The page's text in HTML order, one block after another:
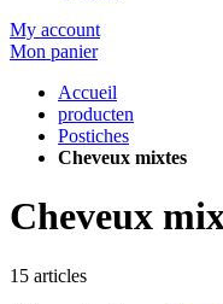
My account
Mon panier
Accueil
producten
Postiches
Cheveux mixtes
Cheveux
15 articles